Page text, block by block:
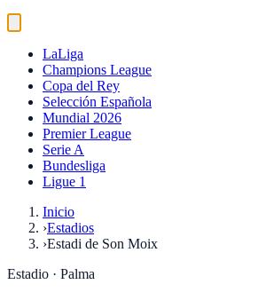
LaLiga
Champions League
Copa del Rey
Selección Española
Mundial 2026
Premier League
Serie A
Bundesliga
Ligue 1
Inicio
›Estadios
›Estadi de Son Moix
Estadio · Palma